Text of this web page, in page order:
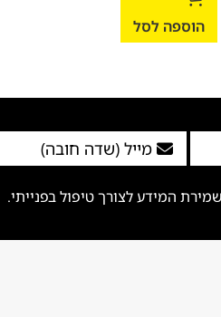
הוספה לסל
המידע לצורך טיפול בפנייתי.